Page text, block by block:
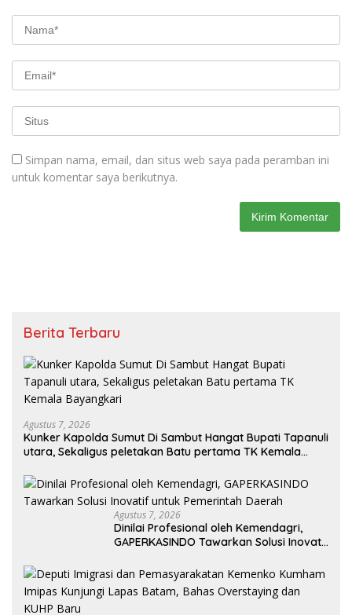
Simpan nama, email, dan situs web saya pada peramban ini
untuk komentar saya berikutnya.
Berita Terbaru
Agustus 7, 2026
Kunker Kapolda Sumut Di Sambut Hangat Bupati Tapanuli
utara, Sekaligus peletakan Batu pertama TK Kemala
Agustus 7, 2026
Dinilai Profesional oleh Kemendagri,
GAPERKASINDO Tawarkan Solusi Inovatif